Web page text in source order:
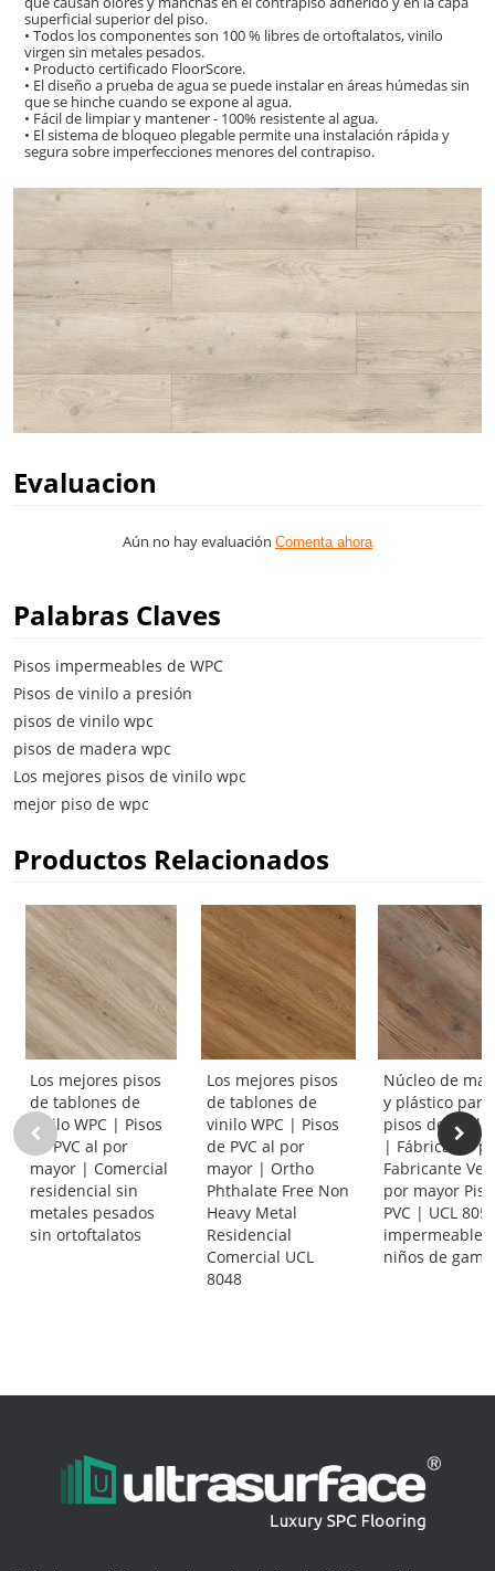
superficial superior del piso.
• Todos los componentes son 100 % libres de ortoftalatos, vinilo
virgen sin metales pesados.
• Producto certificado FloorScore.
• El diseño a prueba de agua se puede instalar en áreas húmedas sin
que se hinche cuando se expone al agua.
• Fácil de limpiar y mantener - 100% resistente al agua.
• El sistema de bloqueo plegable permite una instalación rápida y
segura sobre imperfecciones menores del contrapiso.
Evaluacion
Aún no hay evaluación Comenta ahora
Palabras Claves
Pisos impermeables de WPC
Pisos de vinilo a presión
pisos de vinilo wpc
pisos de madera wpc
Los mejores pisos de vinilo wpc
mejor piso de wpc
Productos Relacionados
Los mejores pisos
de tablones de
vinilo WPC | Pisos
de PVC al por
mayor | Comercial
residencial sin
metales pesados
sin ortoftalatos
Los mejores pisos
de tablones de
vinilo WPC | Pisos
de PVC al por
mayor | Ortho
Phthalate Free Non
Heavy Metal
Residencial
Comercial UCL
8048
Núcleo de
y plástico para
pisos de vinilo
| Fábrica de
Fabricante
por mayor
PVC | UCL
impermeable
niños de